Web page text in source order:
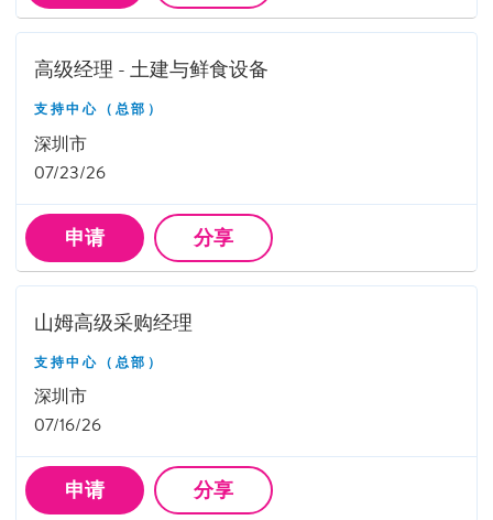
高级经理 - 土建与鲜食设备
支持中心（总部）
深圳市
07/23/26
申请 分享
山姆高级采购经理
支持中心（总部）
深圳市
07/16/26
申请 分享